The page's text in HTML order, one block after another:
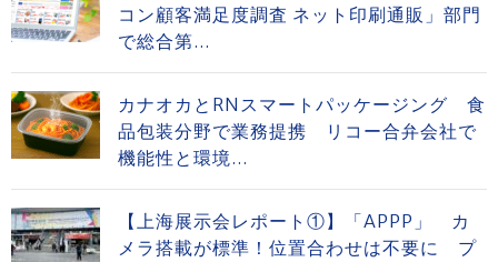
コン顧客満足度調査 ネット印刷通販」部門
で総合第...
カナオカとRNスマートパッケージング 食
品包装分野で業務提携 リコー合弁会社で
機能性と環境...
【上海展示会レポート①】「APPP」 カ
メラ搭載が標準！位置合わせは不要に プ